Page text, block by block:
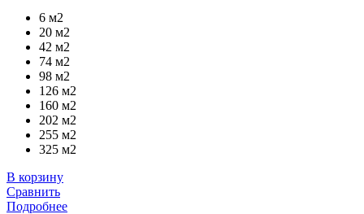
6 м2
20 м2
42 м2
74 м2
98 м2
126 м2
160 м2
202 м2
255 м2
325 м2
В корзину
Сравнить
Подробнее